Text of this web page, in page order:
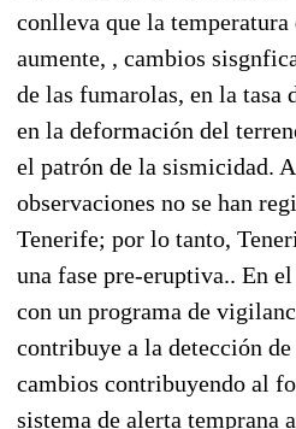
conlleva que la temperatura
aumente, , cambios
de las fumarolas, en la tasa
en la deformación del
el patrón de la sismicidad.
observaciones no se han
Tenerife; por lo tanto,
una fase pre-eruptiva.. En
con un programa de
contribuye a la detección
cambios contribuyendo al
sistema de alerta temprana